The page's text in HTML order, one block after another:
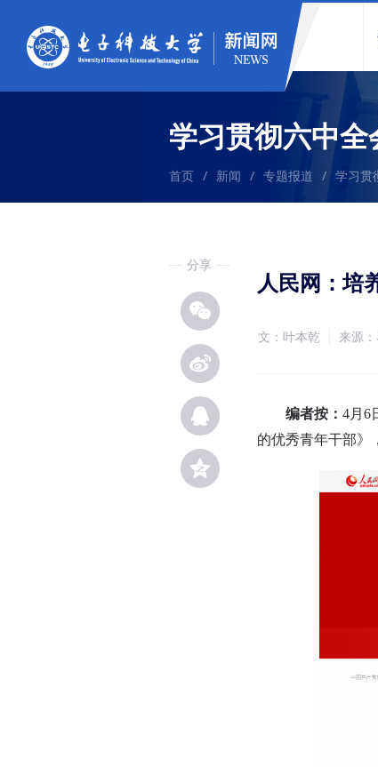
学习贯彻六中全
首页 / 新闻 / 专题报道 / 学习贯
分享
人民网：培
文：叶本乾 来源
编者按： 4月6
的优秀青年干部》